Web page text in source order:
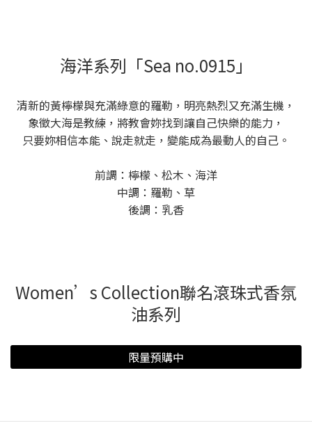
海洋系列「Sea no.0915」
清新的黃檸檬與充滿綠意的羅勒，明亮熱烈又充滿生機，
象徵大海是教練，將教會妳找到讓自己快樂的能力，
只要妳相信本能、說走就走，變能成為最動人的自己。
前調：檸檬、松木、海洋
中調：羅勒、草
後調：乳香
Women’s Collection聯名滾珠式香氛
油系列
限量預購中